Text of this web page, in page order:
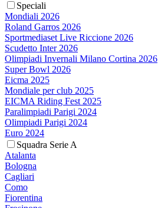
Speciali
Mondiali 2026
Roland Garros 2026
Sportmediaset Live Riccione 2026
Scudetto Inter 2026
Olimpiadi Invernali Milano Cortina 2026
Super Bowl 2026
Eicma 2025
Mondiale per club 2025
EICMA Riding Fest 2025
Paralimpiadi Parigi 2024
Olimpiadi Parigi 2024
Euro 2024
Squadra Serie A
Atalanta
Bologna
Cagliari
Como
Fiorentina